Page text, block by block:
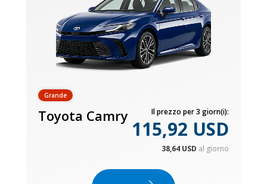
Grande
Toyota Camry Il prezzo per 3 giorn(i):
115,92 USD
38,64 USD al giorno